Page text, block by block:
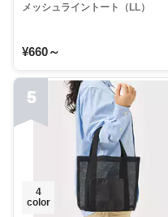
メッシュライントート（LL）
¥660～
5
4
color